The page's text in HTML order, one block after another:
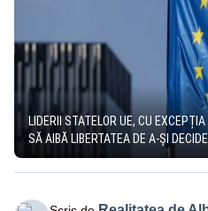
LIDERII STATELOR UE, CU
SĂ AIBĂ LIBERTATEA DE A-ŞI